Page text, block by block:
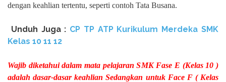
dengan keahlian tertentu, seperti contoh Tata Busana.
Unduh Juga : CP TP ATP Kurikulum Merdeka SMK
Kelas 10 11 12
Wajib diketahui dalam mata pelajaran SMK Fase E (Kelas 10 )
adalah dasar-dasar keahlian Sedangkan untuk Face F ( Kelas